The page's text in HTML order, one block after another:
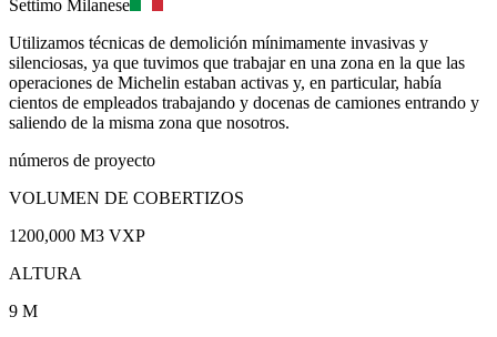
Settimo Milanese
Utilizamos técnicas de demolición mínimamente invasivas y
silenciosas, ya que tuvimos que trabajar en una zona en la que las
operaciones de Michelin estaban activas y, en particular, había
cientos de empleados trabajando y docenas de camiones entrando y
saliendo de la misma zona que nosotros.
números de proyecto
VOLUMEN DE COBERTIZOS
1200,000 M3 VXP
ALTURA
9 M